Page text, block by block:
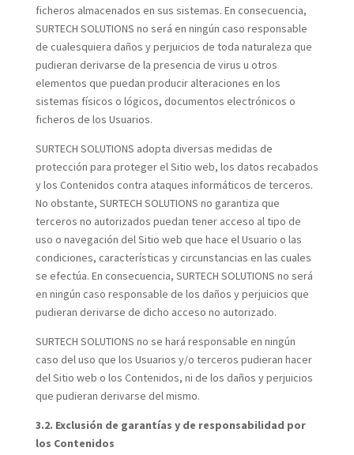
ficheros almacenados en sus sistemas. En consecuencia,
SURTECH SOLUTIONS no será en ningún caso responsable
de cualesquiera daños y perjuicios de toda naturaleza que
pudieran derivarse de la presencia de virus u otros
elementos que puedan producir alteraciones en los
sistemas físicos o lógicos, documentos electrónicos o
ficheros de los Usuarios.
SURTECH SOLUTIONS adopta diversas medidas de
protección para proteger el Sitio web, los datos recabados
y los Contenidos contra ataques informáticos de terceros.
No obstante, SURTECH SOLUTIONS no garantiza que
terceros no autorizados puedan tener acceso al tipo de
uso o navegación del Sitio web que hace el Usuario o las
condiciones, características y circunstancias en las cuales
se efectúa. En consecuencia, SURTECH SOLUTIONS no será
en ningún caso responsable de los daños y perjuicios que
pudieran derivarse de dicho acceso no autorizado.
SURTECH SOLUTIONS no se hará responsable en ningún
caso del uso que los Usuarios y/o terceros pudieran hacer
del Sitio web o los Contenidos, ni de los daños y perjuicios
que pudieran derivarse del mismo.
3.2. Exclusión de garantías y de responsabilidad por
los Contenidos